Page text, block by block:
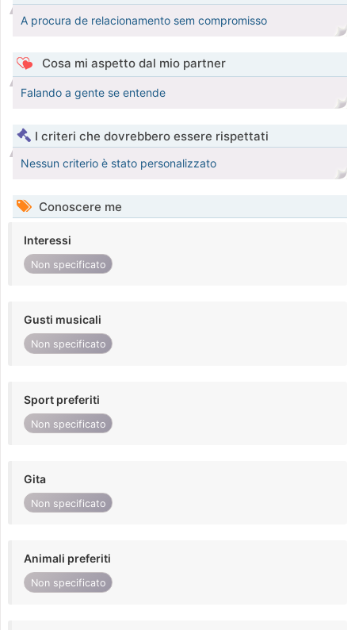
A procura de relacionamento sem compromisso
Cosa mi aspetto dal mio partner
Falando a gente se entende
I criteri che dovrebbero essere rispettati
Nessun criterio è stato personalizzato
Conoscere me
Interessi
Non specificato
Gusti musicali
Non specificato
Sport preferiti
Non specificato
Gita
Non specificato
Animali preferiti
Non specificato